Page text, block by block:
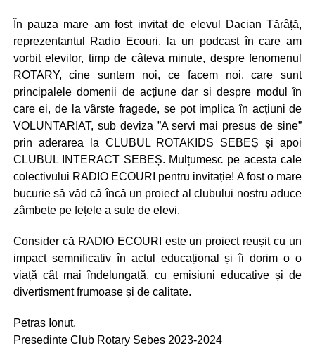
În pauza mare am fost invitat de elevul Dacian Tărâță,
reprezentantul Radio Ecouri, la un podcast în care am
vorbit elevilor, timp de câteva minute, despre fenomenul
ROTARY, cine suntem noi, ce facem noi, care sunt
principalele domenii de acțiune dar si despre modul în
care ei, de la vârste fragede, se pot implica în acțiuni de
VOLUNTARIAT, sub deviza ”A servi mai presus de sine”
prin aderarea la CLUBUL ROTAKIDS SEBEȘ și apoi
CLUBUL INTERACT SEBEȘ. Mulțumesc pe acesta cale
colectivului RADIO ECOURI pentru invitație! A fost o mare
bucurie să văd că încă un proiect al clubului nostru aduce
zâmbete pe fețele a sute de elevi.
Consider că RADIO ECOURI este un proiect reușit cu un
impact semnificativ în actul educațional și îi dorim o o
viață cât mai îndelungată, cu emisiuni educative și de
divertisment frumoase și de calitate.
Petras Ionut,
Presedinte Club Rotary Sebes 2023-2024